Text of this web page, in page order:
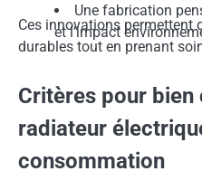
Une fabrication
et l’impact
Ces innovations permettent
durables tout en prenant
Critères pour bien
radiateur
consommation